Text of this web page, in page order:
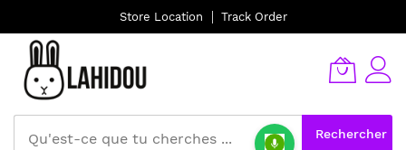
Store Location Track Order
Rechercher